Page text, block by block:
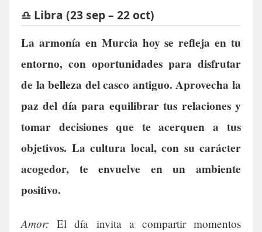
♎ Libra (23 sep – 22 oct)
La armonía en Murcia hoy se refleja en tu
entorno, con oportunidades para disfrutar
de la belleza del casco antiguo. Aprovecha la
paz del día para equilibrar tus relaciones y
tomar decisiones que te acerquen a tus
objetivos. La cultura local, con su carácter
acogedor, te envuelve en un ambiente
positivo.
Amor: El día invita a compartir momentos